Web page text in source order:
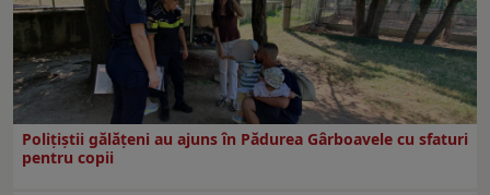
Polițiștii gălățeni au ajuns în Pădurea Gârboavele cu sfaturi
pentru copii